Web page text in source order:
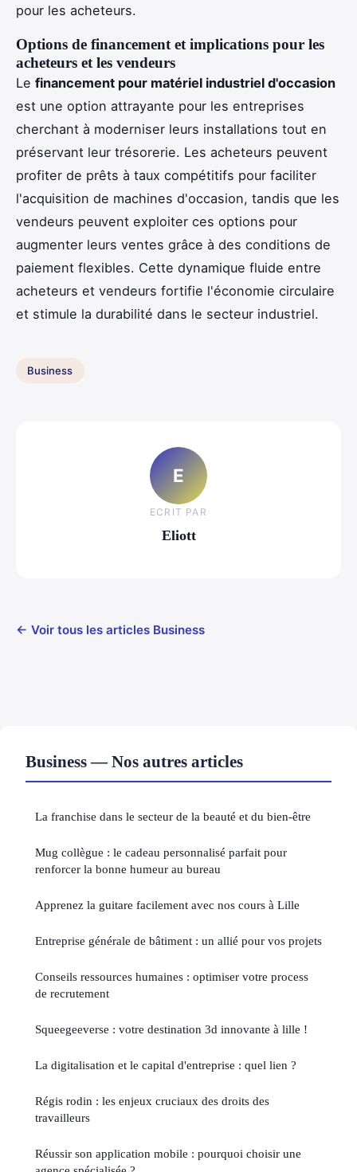
pour les acheteurs.
Options de financement et implications pour les
acheteurs et les vendeurs
Le financement pour matériel industriel d'occasion
est une option attrayante pour les entreprises
cherchant à moderniser leurs installations tout en
préservant leur trésorerie. Les acheteurs peuvent
profiter de prêts à taux compétitifs pour faciliter
l'acquisition de machines d'occasion, tandis que les
vendeurs peuvent exploiter ces options pour
augmenter leurs ventes grâce à des conditions de
paiement flexibles. Cette dynamique fluide entre
acheteurs et vendeurs fortifie l'économie circulaire
et stimule la durabilité dans le secteur industriel.
Business
E
ECRIT PAR
Eliott
← Voir tous les articles Business
Business — Nos autres articles
La franchise dans le secteur de la beauté et du bien-être
Mug collègue : le cadeau personnalisé parfait pour
renforcer la bonne humeur au bureau
Apprenez la guitare facilement avec nos cours à Lille
Entreprise générale de bâtiment : un allié pour vos projets
Conseils ressources humaines : optimiser votre process
de recrutement
Squeegeeverse : votre destination 3d innovante à lille !
La digitalisation et le capital d'entreprise : quel lien ?
Régis rodin : les enjeux cruciaux des droits des
travailleurs
Réussir son application mobile : pourquoi choisir une